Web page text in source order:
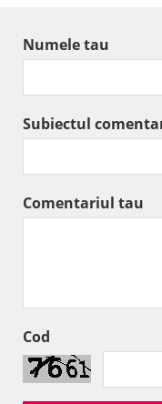
Numele tau
Subiectul
Comentariul tau
Cod